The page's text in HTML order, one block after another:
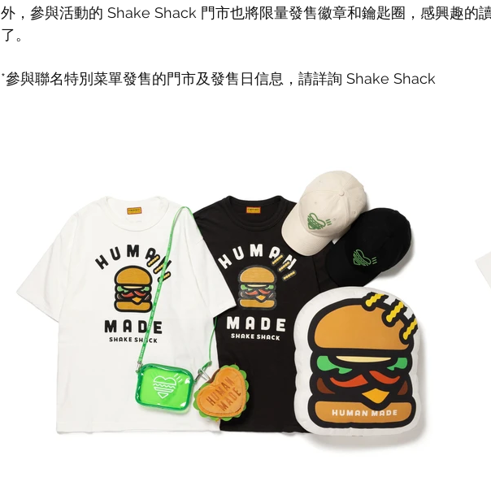
外，參與活動的 Shake Shack 門市也將限量發售徽章和鑰匙圈，感興趣的
了。
*參與聯名特別菜單發售的門市及發售日信息，請詳詢 Shake Shack